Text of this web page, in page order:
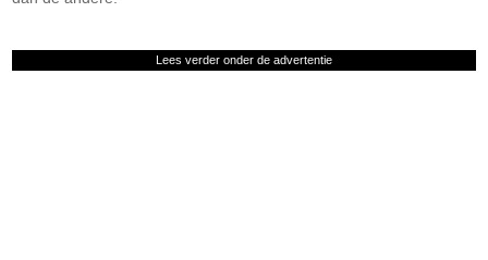
Lees verder onder de advertentie